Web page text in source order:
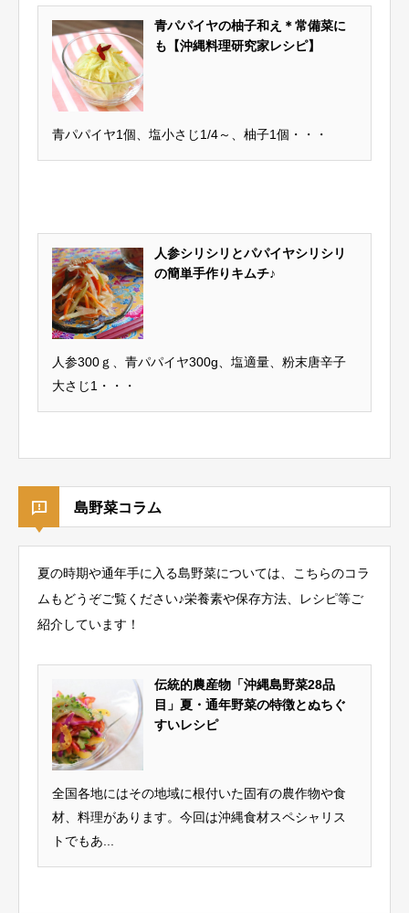
青パパイヤの柚子和え＊常備菜に
も【沖縄料理研究家レシピ】
青パパイヤ1個、塩小さじ1/4～、柚子1個・・・
人参シリシリとパパイヤシリシリ
の簡単手作りキムチ♪
人参300ｇ、青パパイヤ300g、塩適量、粉末唐辛子
大さじ1・・・
島野菜コラム
夏の時期や通年手に入る島野菜については、こちらのコラ
ムもどうぞご覧ください♪栄養素や保存方法、レシピ等ご
紹介しています！
伝統的農産物「沖縄島野菜28品
目」夏・通年野菜の特徴とぬちぐ
すいレシピ
全国各地にはその地域に根付いた固有の農作物や食
材、料理があります。今回は沖縄食材スペシャリス
トでもあ...